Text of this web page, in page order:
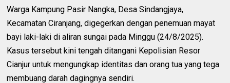
Warga Kampung Pasir Nangka, Desa Sindangjaya,
Kecamatan Ciranjang, digegerkan dengan penemuan mayat
bayi laki-laki di aliran sungai pada Minggu (24/8/2025).
Kasus tersebut kini tengah ditangani Kepolisian Resor
Cianjur untuk mengungkap identitas dan orang tua yang tega
membuang darah dagingnya sendiri.